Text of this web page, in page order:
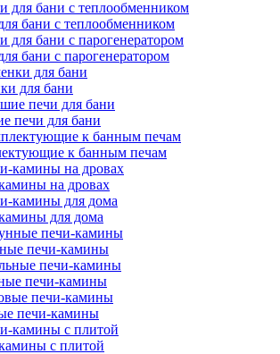
бани с теплообменником
бани с парогенератором
для бани
печи для бани
к банным печам
на дровах
для дома
печи-камины
печи-камины
печи-камины
с плитой